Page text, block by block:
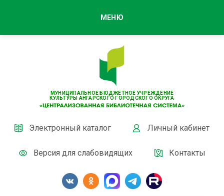
МУНИЦИПАЛЬНОЕ БЮДЖЕТНОЕ УЧРЕЖДЕНИЕ
КУЛЬТУРЫ АНГАРСКОГО ГОРОДСКОГО ОКРУГА
Электронный каталог Личный кабинет
Версия для слабовидящих Контакты
МЕНЮ